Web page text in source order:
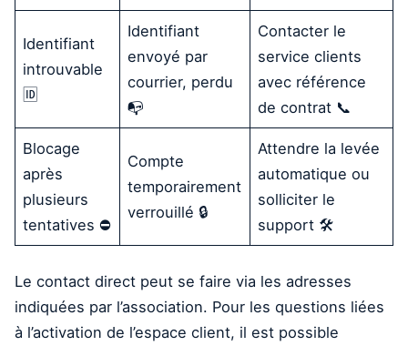
Identifiant
introuvable
🆔
Identifiant
envoyé par
courrier, perdu
📭
Contacter le
service clients
avec référence
de contrat 📞
Blocage
après
plusieurs
tentatives ⛔
Compte
temporairement
verrouillé 🔒
Attendre la levée
automatique ou
solliciter le
support 🛠️
Le contact direct peut se faire via les adresses
indiquées par l’association. Pour les questions liées
à l’activation de l’espace client, il est possible